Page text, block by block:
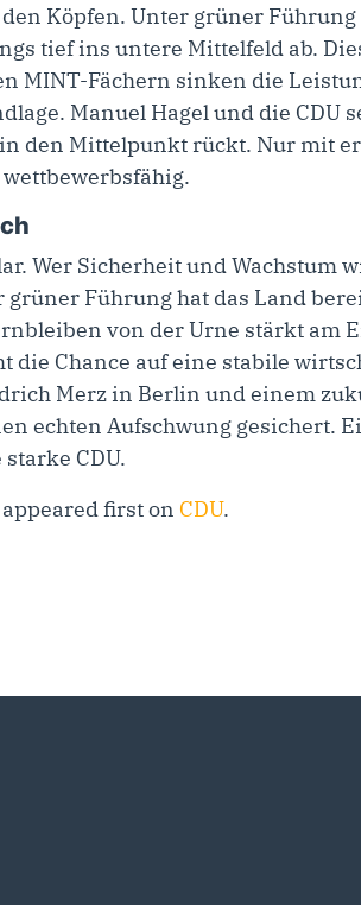
Köpfen. Unter grüner
tief ins untere Mittelfeld ab.
MINT-Fächern sinken die
Manuel Hagel und die CDU
den Mittelpunkt rückt. Nur mit
Wer Sicherheit und Wachstum
Führung hat das Land
von der Urne stärkt am
die Chance auf eine stabile
Merz in Berlin und einem
echten Aufschwung gesichert.
CDU.
appeared first on CDU.